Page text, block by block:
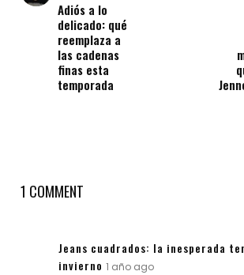
Adiós a lo
delicado: qué
reemplaza a
las cadenas
finas esta
temporada
1 COMMENT
Jeans cuadrados: la inesperada
invierno 1 año ago